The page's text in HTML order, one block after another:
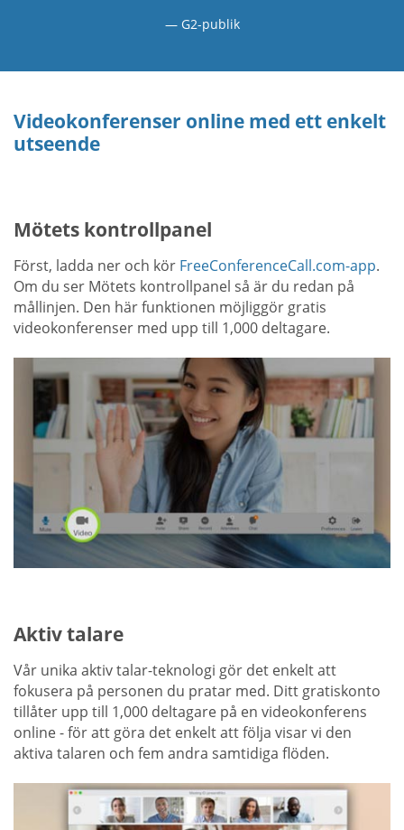
G2-publik
Videokonferenser online med ett enkelt
utseende
Mötets kontrollpanel
Först, ladda ner och kör FreeConferenceCall.com-app.
Om du ser Mötets kontrollpanel så är du redan på
mållinjen. Den här funktionen möjliggör gratis
videokonferenser med upp till 1,000 deltagare.
Aktiv talare
Vår unika aktiv talar-teknologi gör det enkelt att
fokusera på personen du pratar med. Ditt gratiskonto
tillåter upp till 1,000 deltagare på en videokonferens
online - för att göra det enkelt att följa visar vi den
aktiva talaren och fem andra samtidiga flöden.